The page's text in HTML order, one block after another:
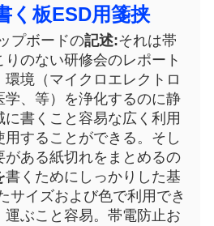
く板ESD用箋挟
プボードの記述:それは帯
のない研修会のレポート
境（マイクロエレクトロ
学、等）を浄化するのに静
書くこと容易な広く利用
することができる。そし
がある紙切れをまとめるの
書くためにしっかりした基
サイズおよび色で利用でき
運ぶこと容易。帯電防止お